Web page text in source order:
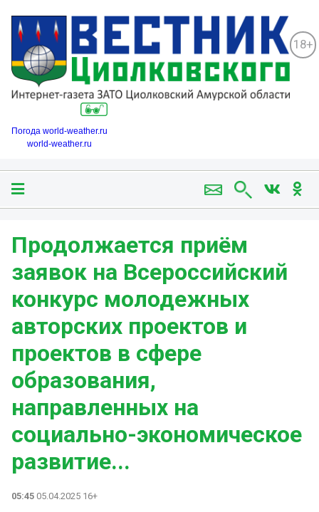
18+
Погода world-weather.ru
world-weather.ru
Продолжается приём
заявок на Всероссийский
конкурс молодежных
авторских проектов и
проектов в сфере
образования,
направленных на
социально-экономическое
развитие...
05:45 05.04.2025 16+